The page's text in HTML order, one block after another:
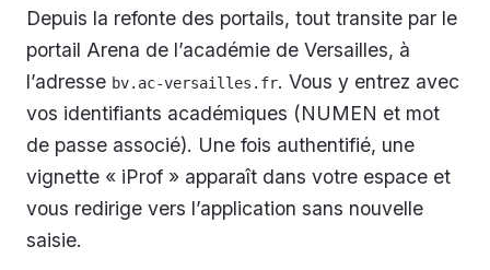
Depuis la refonte des portails, tout transite par le
portail Arena de l’académie de Versailles, à
l’adresse bv.ac-versailles.fr. Vous y entrez avec
vos identifiants académiques (NUMEN et mot
de passe associé). Une fois authentifié, une
vignette « iProf » apparaît dans votre espace et
vous redirige vers l’application sans nouvelle
saisie.